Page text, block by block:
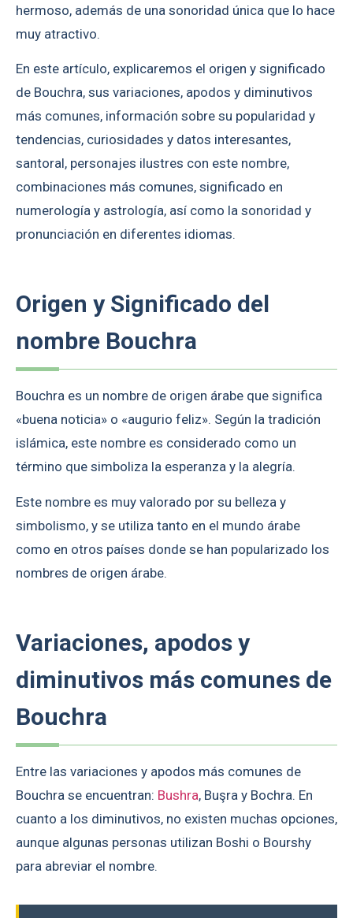
hermoso, además de una sonoridad única que lo hace
muy atractivo.
En este artículo, explicaremos el origen y significado
de Bouchra, sus variaciones, apodos y diminutivos
más comunes, información sobre su popularidad y
tendencias, curiosidades y datos interesantes,
santoral, personajes ilustres con este nombre,
combinaciones más comunes, significado en
numerología y astrología, así como la sonoridad y
pronunciación en diferentes idiomas.
Origen y Significado del
nombre Bouchra
Bouchra es un nombre de origen árabe que significa
«buena noticia» o «augurio feliz». Según la tradición
islámica, este nombre es considerado como un
término que simboliza la esperanza y la alegría.
Este nombre es muy valorado por su belleza y
simbolismo, y se utiliza tanto en el mundo árabe
como en otros países donde se han popularizado los
nombres de origen árabe.
Variaciones, apodos y
diminutivos más comunes de
Bouchra
Entre las variaciones y apodos más comunes de
Bouchra se encuentran: Bushra, Buşra y Bochra. En
cuanto a los diminutivos, no existen muchas opciones,
aunque algunas personas utilizan Boshi o Bourshy
para abreviar el nombre.